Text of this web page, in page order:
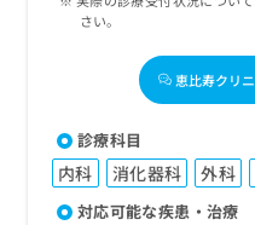
さい。
恵比寿クリ
診療科目
内科 消化器科 外科
対応可能な疾患・治療